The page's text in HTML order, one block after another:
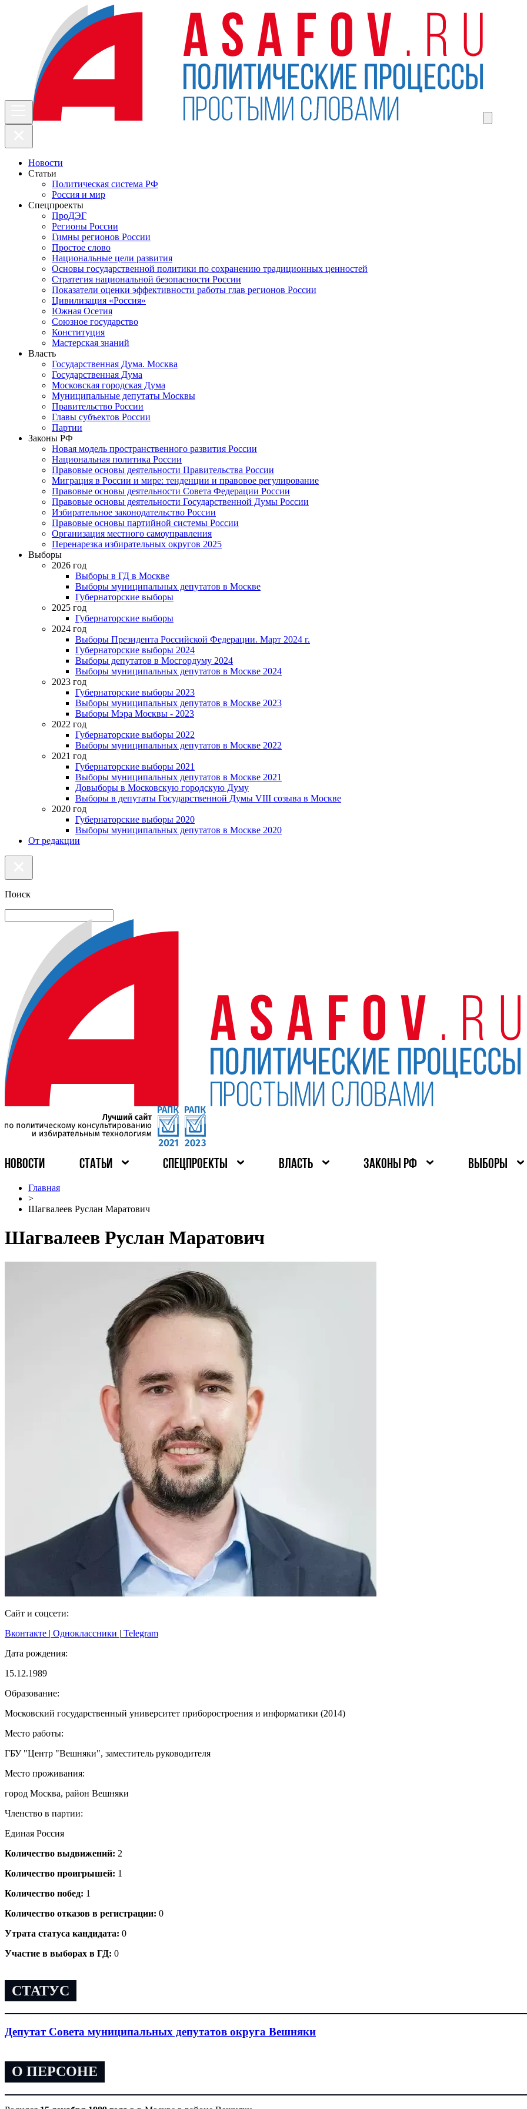
Новости
Статьи
Политическая система РФ
Россия и мир
Спецпроекты
ПроДЭГ
Регионы России
Гимны регионов России
Простое слово
Национальные цели развития
Основы государственной политики по сохранению традиционных ценностей
Стратегия национальной безопасности России
Показатели оценки эффективности работы глав регионов России
Цивилизация «Россия»
Южная Осетия
Союзное государство
Конституция
Мастерская знаний
Власть
Государственная Дума. Москва
Государственная Дума
Московская городская Дума
Муниципальные депутаты Москвы
Правительство России
Главы субъектов России
Партии
Законы РФ
Новая модель пространственного развития России
Национальная политика России
Правовые основы деятельности Правительства России
Миграция в России и мире: тенденции и правовое регулирование
Правовые основы деятельности Совета Федерации России
Правовые основы деятельности Государственной Думы России
Избирательное законодательство России
Правовые основы партийной системы России
Организация местного самоуправления
Перенарезка избирательных округов 2025
Выборы
2026 год
Выборы в ГД в Москве
Выборы муниципальных депутатов в Москве
Губернаторские выборы
2025 год
Губернаторские выборы
2024 год
Выборы Президента Российской Федерации. Март 2024 г.
Губернаторские выборы 2024
Выборы депутатов в Мосгордуму 2024
Выборы муниципальных депутатов в Москве 2024
2023 год
Губернаторские выборы 2023
Выборы муниципальных депутатов в Москве 2023
Выборы Мэра Москвы - 2023
2022 год
Губернаторские выборы 2022
Выборы муниципальных депутатов в Москве 2022
2021 год
Губернаторские выборы 2021
Выборы муниципальных депутатов в Москве 2021
Довыборы в Московскую городскую Думу
Выборы в депутаты Государственной Думы VIII созыва в Москве
2020 год
Губернаторские выборы 2020
Выборы муниципальных депутатов в Москве 2020
От редакции
Поиск
НОВОСТИ СТАТЬИ СПЕЦПРОЕКТЫ ВЛАСТЬ ЗАКОНЫ РФ ВЫБОРЫ
Главная
>
Шагвалеев Руслан Маратович
Шагвалеев Руслан Маратович
Сайт и соцсети:
Вконтакте | Одноклассники | Telegram
Дата рождения:
15.12.1989
Образование:
Московский государственный университет приборостроения и информатики (2014)
Место работы:
ГБУ "Центр "Вешняки", заместитель руководителя
Место проживания:
город Москва, район Вешняки
Членство в партии:
Единая Россия
Количество выдвижений: 2
Количество проигрышей: 1
Количество побед: 1
Количество отказов в регистрации: 0
Утрата статуса кандидата: 0
Участие в выборах в ГД: 0
СТАТУС
Депутат Совета муниципальных депутатов округа Вешняки
О ПЕРСОНЕ